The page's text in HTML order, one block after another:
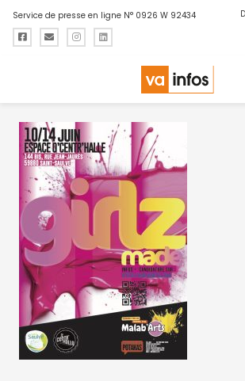
Service de presse en ligne N° 0926 W 92434